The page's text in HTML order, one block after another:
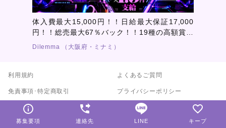
募集要項 連絡先 LINE キープ
体入費最大15,000円！！日給最大保証17,000
円！！総売最大67％バック！！19種の高額賞金
制度あり！！業界屈指の最短2.5時間営業！全て
Dilemma （大阪府・ミナミ）
利用規約 よくあるご質問
免責事項･特定商取引 プライバシーポリシー
掲載について サイトマップ